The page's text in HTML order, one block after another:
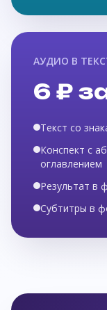
АУДИО В
6 ₽
Текст со
Конспект с
оглавлением
Результат в
Субтитры в